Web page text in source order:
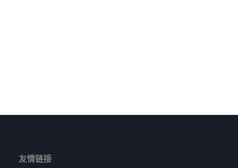
友情链接